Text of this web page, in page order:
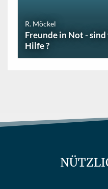
R. Möckel
Freunde in Not -
Hilfe ?